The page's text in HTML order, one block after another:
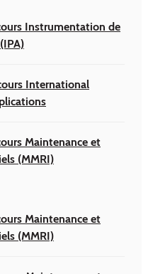
Instrumentation de
International
Maintenance et
(MMRI)
Maintenance et
(MMRI)